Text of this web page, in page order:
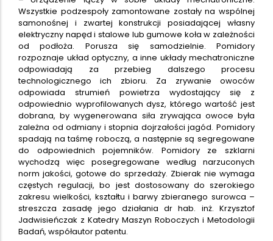
Wszystkie podzespoły zamontowane zostały na wspólnej
samonośnej i zwartej konstrukcji posiadającej własny
elektryczny napęd i stalowe lub gumowe koła w zależności
od podłoża. Porusza się samodzielnie. Pomidory
rozpoznaje układ optyczny, a inne układy mechatroniczne
odpowiadają za przebieg dalszego procesu
technologicznego ich zbioru. Za zrywanie owoców
odpowiada strumień powietrza wydostający się z
odpowiednio wyprofilowanych dysz, którego wartość jest
dobrana, by wygenerowana siła zrywająca owoce była
zależna od odmiany i stopnia dojrzałości jagód. Pomidory
spadają na taśmę roboczą, a następnie są segregowane
do odpowiednich pojemników. Pomidory ze szklarni
wychodzą więc posegregowane według narzuconych
norm jakości, gotowe do sprzedaży. Zbierak nie wymaga
częstych regulacji, bo jest dostosowany do szerokiego
zakresu wielkości, kształtu i barwy zbieranego surowca –
streszcza zasadę jego działania dr hab. inż. Krzysztof
Jadwisieńczak z Katedry Maszyn Roboczych i Metodologii
Badań, współautor patentu.